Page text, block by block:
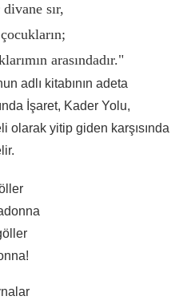
sır,
arasındadır."
adlı kitabının adeta
İşaret, Kader Yolu,
olarak yitip giden karşısında